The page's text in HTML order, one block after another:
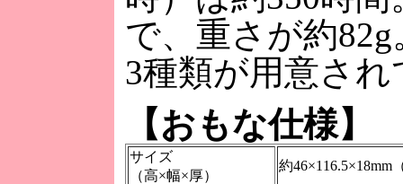
で、重さが約
3種類が用意さ
【おもな仕様】
サイズ
（高×幅×厚）
約46×116.5×18mm